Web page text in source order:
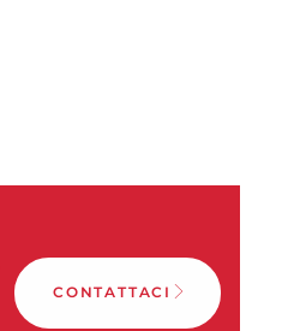
CONTATTACI